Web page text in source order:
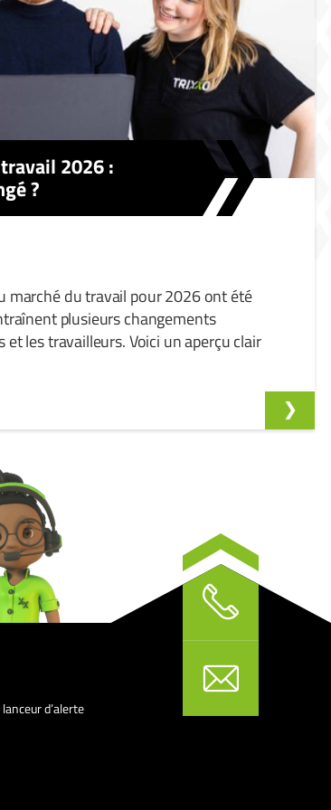
2026 :
?
marché du travail pour 2026 ont été
plusieurs changements
les travailleurs. Voici un aperçu clair
d’alerte